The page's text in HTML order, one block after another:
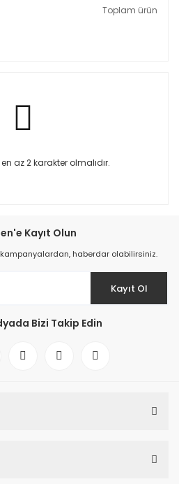
Toplam ürün
az 2 karakter olmalıdır.
Kayıt Olun
haberdar olabilirsiniz.
Kayıt Ol
Bizi Takip Edin